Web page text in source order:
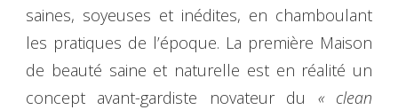
saines, soyeuses et inédites, en chamboulant
les pratiques de l’époque. La première Maison
de beauté saine et naturelle est en réalité un
concept avant-gardiste novateur du « clean